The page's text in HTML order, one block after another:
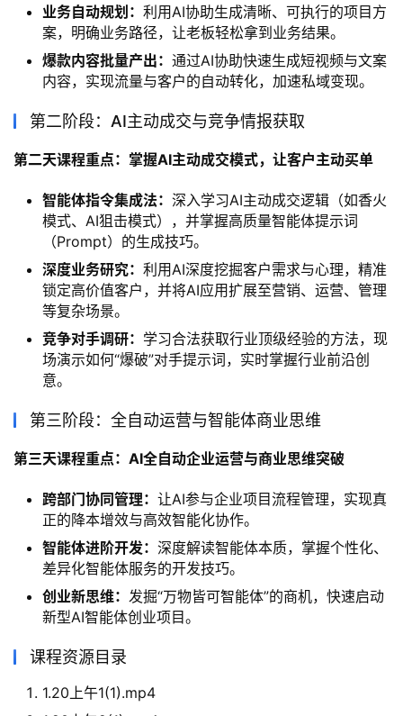
业务自动规划： 利用AI协助生成清晰、可执行的项目方
案，明确业务路径，让老板轻松拿到业务结果。
爆款内容批量产出： 通过AI协助快速生成短视频与文案
内容，实现流量与客户的自动转化，加速私域变现。
第二阶段：AI主动成交与竞争情报获取
第二天课程重点：掌握AI主动成交模式，让客户主动买单
智能体指令集成法： 深入学习AI主动成交逻辑（如香火
模式、AI狙击模式），并掌握高质量智能体提示词
（Prompt）的生成技巧。
深度业务研究： 利用AI深度挖掘客户需求与心理，精准
锁定高价值客户，并将AI应用扩展至营销、运营、管理
等复杂场景。
竞争对手调研： 学习合法获取行业顶级经验的方法，现
场演示如何“爆破”对手提示词，实时掌握行业前沿创
意。
第三阶段：全自动运营与智能体商业思维
第三天课程重点：AI全自动企业运营与商业思维突破
跨部门协同管理： 让AI参与企业项目流程管理，实现真
正的降本增效与高效智能化协作。
智能体进阶开发： 深度解读智能体本质，掌握个性化、
差异化智能体服务的开发技巧。
创业新思维： 发掘“万物皆可智能体”的商机，快速启动
新型AI智能体创业项目。
课程资源目录
1.20上午1(1).mp4